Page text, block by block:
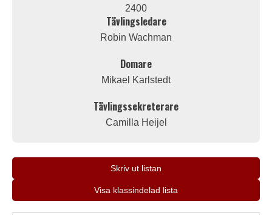
2400
Tävlingsledare
Robin Wachman
Domare
Mikael Karlstedt
Tävlingssekreterare
Camilla Heijel
Skriv ut listan
Visa klassindelad lista